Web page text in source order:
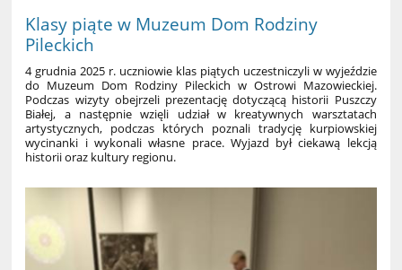
I
AKTORA
W
ŁOMŻY
NA
SPEKTAKL
PT.
,,CHŁOPIEC
I
GWIAZDKA”:
Klasy piąte w Muzeum Dom Rodziny
Pileckich
4 grudnia 2025 r. uczniowie klas piątych uczestniczyli w wyjeździe
do Muzeum Dom Rodziny Pileckich w Ostrowi Mazowieckiej.
Podczas wizyty obejrzeli prezentację dotyczącą historii Puszczy
Białej, a następnie wzięli udział w kreatywnych warsztatach
artystycznych, podczas których poznali tradycję kurpiowskiej
wycinanki i wykonali własne prace. Wyjazd był ciekawą lekcją
historii oraz kultury regionu.